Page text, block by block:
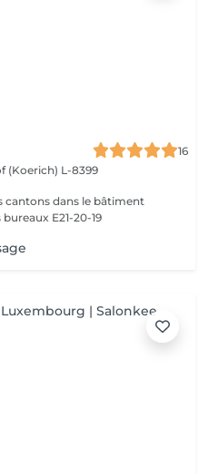
16
(Koerich) L-8399
cantons dans le bâtiment
E21-20-19